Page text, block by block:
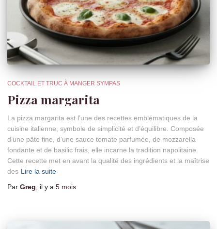
COCKTAIL ET TRUC À MANGER SYMPAS
Pizza margarita
La pizza margarita est l’une des recettes emblématiques de la
cuisine italienne, symbole de simplicité et d’équilibre. Composée
d’une pâte fine, d’une sauce tomate parfumée, de mozzarella
fondante et de basilic frais, elle incarne la tradition napolitaine.
Cette recette met en avant la qualité des ingrédients et la maîtrise
des Lire la suite
Par Greg , il y a 5 mois